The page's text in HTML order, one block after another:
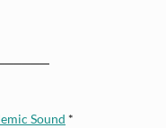
Sound *